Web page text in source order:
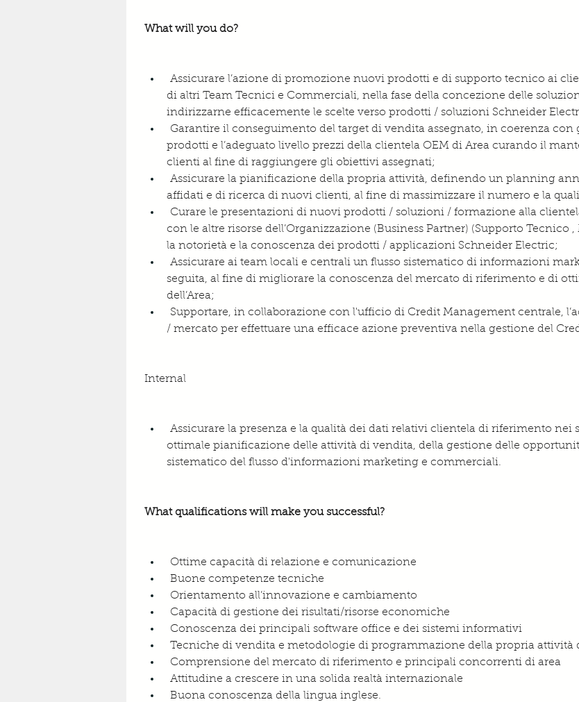
What will you do?
Assicurare l’azione di promozione nuovi prodotti e di supporto tecnico ai
di altri Team Tecnici e Commerciali, nella fase della concezione delle
indirizzarne efficacemente le scelte verso prodotti / soluzioni Schneider
Garantire il conseguimento del target di vendita assegnato, in coerenza
prodotti e l’adeguato livello prezzi della clientela OEM di Area curando il
clienti al fine di raggiungere gli obiettivi assegnati;
Assicurare la pianificazione della propria attività, definendo un planning
affidati e di ricerca di nuovi clienti, al fine di massimizzare il numero e la
Curare le presentazioni di nuovi prodotti / soluzioni / formazione alla
con le altre risorse dell’Organizzazione (Business Partner) (Supporto Tecnico
la notorietà e la conoscenza dei prodotti / applicazioni Schneider Electric;
Assicurare ai team locali e centrali un flusso sistematico di informazioni
seguita, al fine di migliorare la conoscenza del mercato di riferimento e di
dell’Area;
Supportare, in collaborazione con l'ufficio di Credit Management centrale,
/ mercato per effettuare una efficace azione preventiva nella gestione del
Internal
Assicurare la presenza e la qualità dei dati relativi clientela di riferimento
ottimale pianificazione delle attività di vendita, della gestione delle
sistematico del flusso d'informazioni marketing e commerciali.
What qualifications will make you successful?
Ottime capacità di relazione e comunicazione
Buone competenze tecniche
Orientamento all’innovazione e cambiamento
Capacità di gestione dei risultati/risorse economiche
Conoscenza dei principali software office e dei sistemi informativi
Tecniche di vendita e metodologie di programmazione della propria attività
Comprensione del mercato di riferimento e principali concorrenti di area
Attitudine a crescere in una solida realtà internazionale
Buona conoscenza della lingua inglese.